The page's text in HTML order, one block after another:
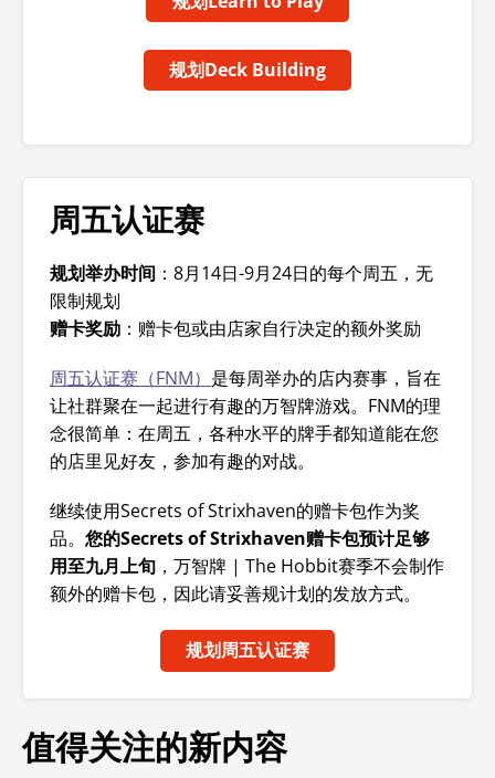
规划Deck Building
周五认证赛
规划举办时间 ：8月14日-9月24日的每个周五，无
限制规划
赠卡奖励 ：赠卡包或由店家自行决定的额外奖励
周五认证赛（FNM） 是每周举办的店内赛事，旨在
让社群聚在一起进行有趣的万智牌游戏。FNM的理
念很简单：在周五，各种水平的牌手都知道能在您
的店里见好友，参加有趣的对战。
继续使用Secrets of Strixhaven的赠卡包作为奖
品。 您的Secrets of Strixhaven赠卡包预计足够
用至九月上旬 ， 万智牌 | The Hobbit赛季不会制作
额外的赠卡包，因此请妥善规计划的发放方式。
规划周五认证赛
值得关注的新内容